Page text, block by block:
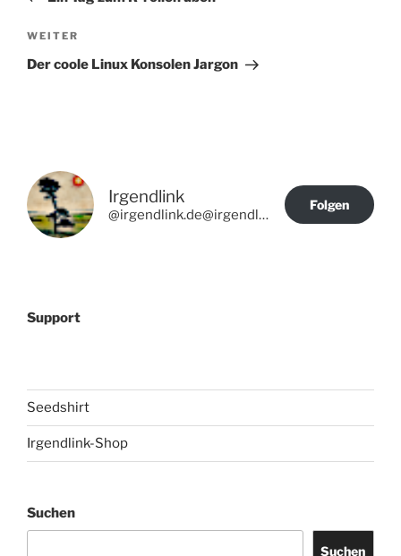
Nächster
Beitrag
WEITER
Der coole Linux Konsolen Jargon
Irgendlink
@irgendlink.de@irgendlink.de
Folgen
Support
Seedshirt
Irgendlink-Shop
Suchen
Suchen